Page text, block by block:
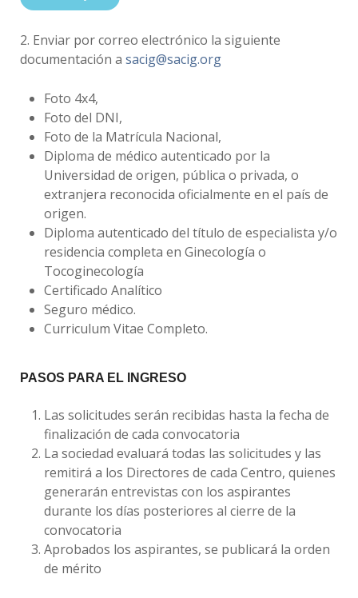
2. Enviar por correo electrónico la siguiente
documentación a sacig@sacig.org
Foto 4x4,
Foto del DNI,
Foto de la Matrícula Nacional,
Diploma de médico autenticado por la
Universidad de origen, pública o privada, o
extranjera reconocida oficialmente en el país de
origen.
Diploma autenticado del título de especialista y/o
residencia completa en Ginecología o
Tocoginecología
Certificado Analítico
Seguro médico.
Curriculum Vitae Completo.
PASOS PARA EL INGRESO
Las solicitudes serán recibidas hasta la fecha de
finalización de cada convocatoria
La sociedad evaluará todas las solicitudes y las
remitirá a los Directores de cada Centro, quienes
generarán entrevistas con los aspirantes
durante los días posteriores al cierre de la
convocatoria
Aprobados los aspirantes, se publicará la orden
de mérito